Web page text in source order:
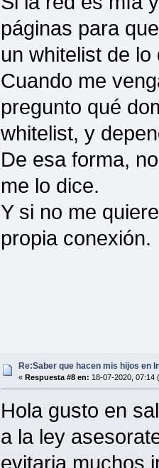
páginas para
un whitelist de lo
Cuando me
pregunto qué
whitelist, y
De esa forma,
me lo dice.
Y si no me
propia conexión.
Re:Saber que hacen mis hijos en
« Respuesta #8 en: 18-07-2020, 07:14
Hola gusto en
a la ley
evitaria muchos